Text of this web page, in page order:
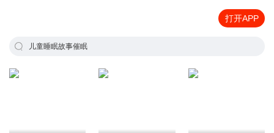
打开APP
儿童睡眠故事催眠